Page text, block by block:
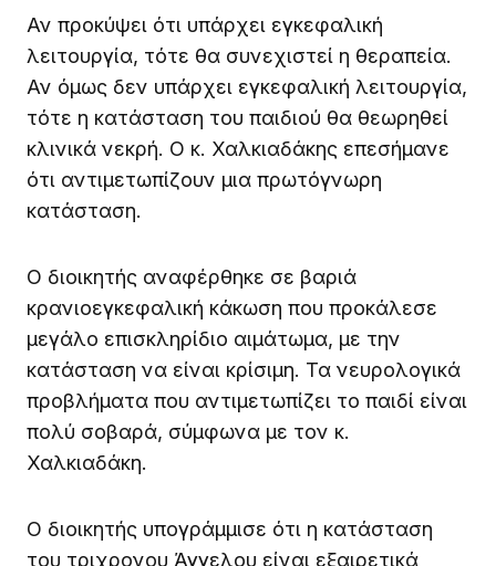
Αν προκύψει ότι υπάρχει εγκεφαλική
λειτουργία, τότε θα συνεχιστεί η θεραπεία.
Αν όμως δεν υπάρχει εγκεφαλική λειτουργία,
τότε η κατάσταση του παιδιού θα θεωρηθεί
κλινικά νεκρή. Ο κ. Χαλκιαδάκης επεσήμανε
ότι αντιμετωπίζουν μια πρωτόγνωρη
κατάσταση.
Ο διοικητής αναφέρθηκε σε βαριά
κρανιοεγκεφαλική κάκωση που προκάλεσε
μεγάλο επισκληρίδιο αιμάτωμα, με την
κατάσταση να είναι κρίσιμη. Τα νευρολογικά
προβλήματα που αντιμετωπίζει το παιδί είναι
πολύ σοβαρά, σύμφωνα με τον κ.
Χαλκιαδάκη.
Ο διοικητής υπογράμμισε ότι η κατάσταση
του τριχρονου Άγγελου είναι εξαιρετικά